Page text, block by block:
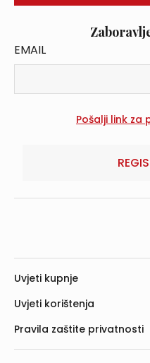
EMAIL
Uvjeti kupnje
Uvjeti korištenja
Pravila zaštite privatnosti